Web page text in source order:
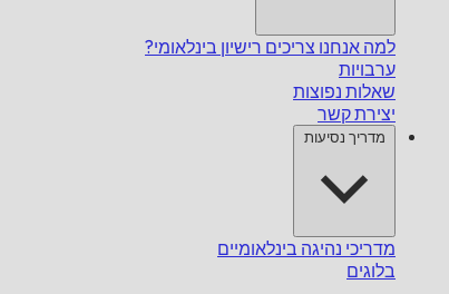
למה אנחנו צריכים רישיון בינלאומי?
ערבויות
שאלות נפוצות
יצירת קשר
מדריך נסיעות
מדריכי נהיגה בינלאומיים
בלוגים